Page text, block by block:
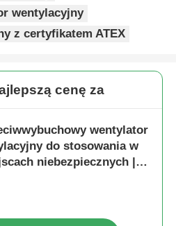
wentylacyjny
z certyfikatem ATEX
cenę za
wentylator
do stosowania w
niebezpiecznych |